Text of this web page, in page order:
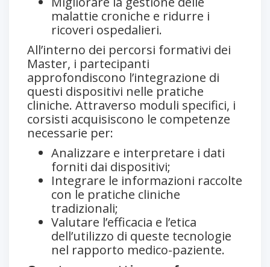
malattie croniche e ridurre i
ricoveri ospedalieri.
All’interno dei percorsi formativi dei
Master, i partecipanti
approfondiscono l’integrazione di
questi dispositivi nelle pratiche
cliniche. Attraverso moduli specifici, i
corsisti acquisiscono le competenze
necessarie per:
Analizzare e interpretare i dati
forniti dai dispositivi;
Integrare le informazioni raccolte
con le pratiche cliniche
tradizionali;
Valutare l’efficacia e l’etica
dell’utilizzo di queste tecnologie
nel rapporto medico-paziente.